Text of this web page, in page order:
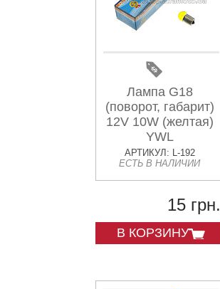
Лампа G18
(поворот, габарит)
12V 10W (желтая)
YWL
АРТИКУЛ: L-192
ЕСТЬ В НАЛИЧИИ
15 грн.
В КОРЗИНУ